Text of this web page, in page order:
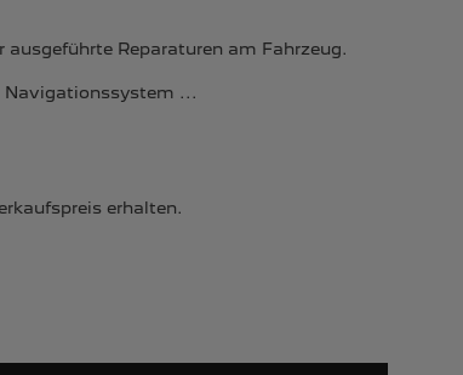
Reparaturen am Fahrzeug.
Navigationssystem ...
erhalten.